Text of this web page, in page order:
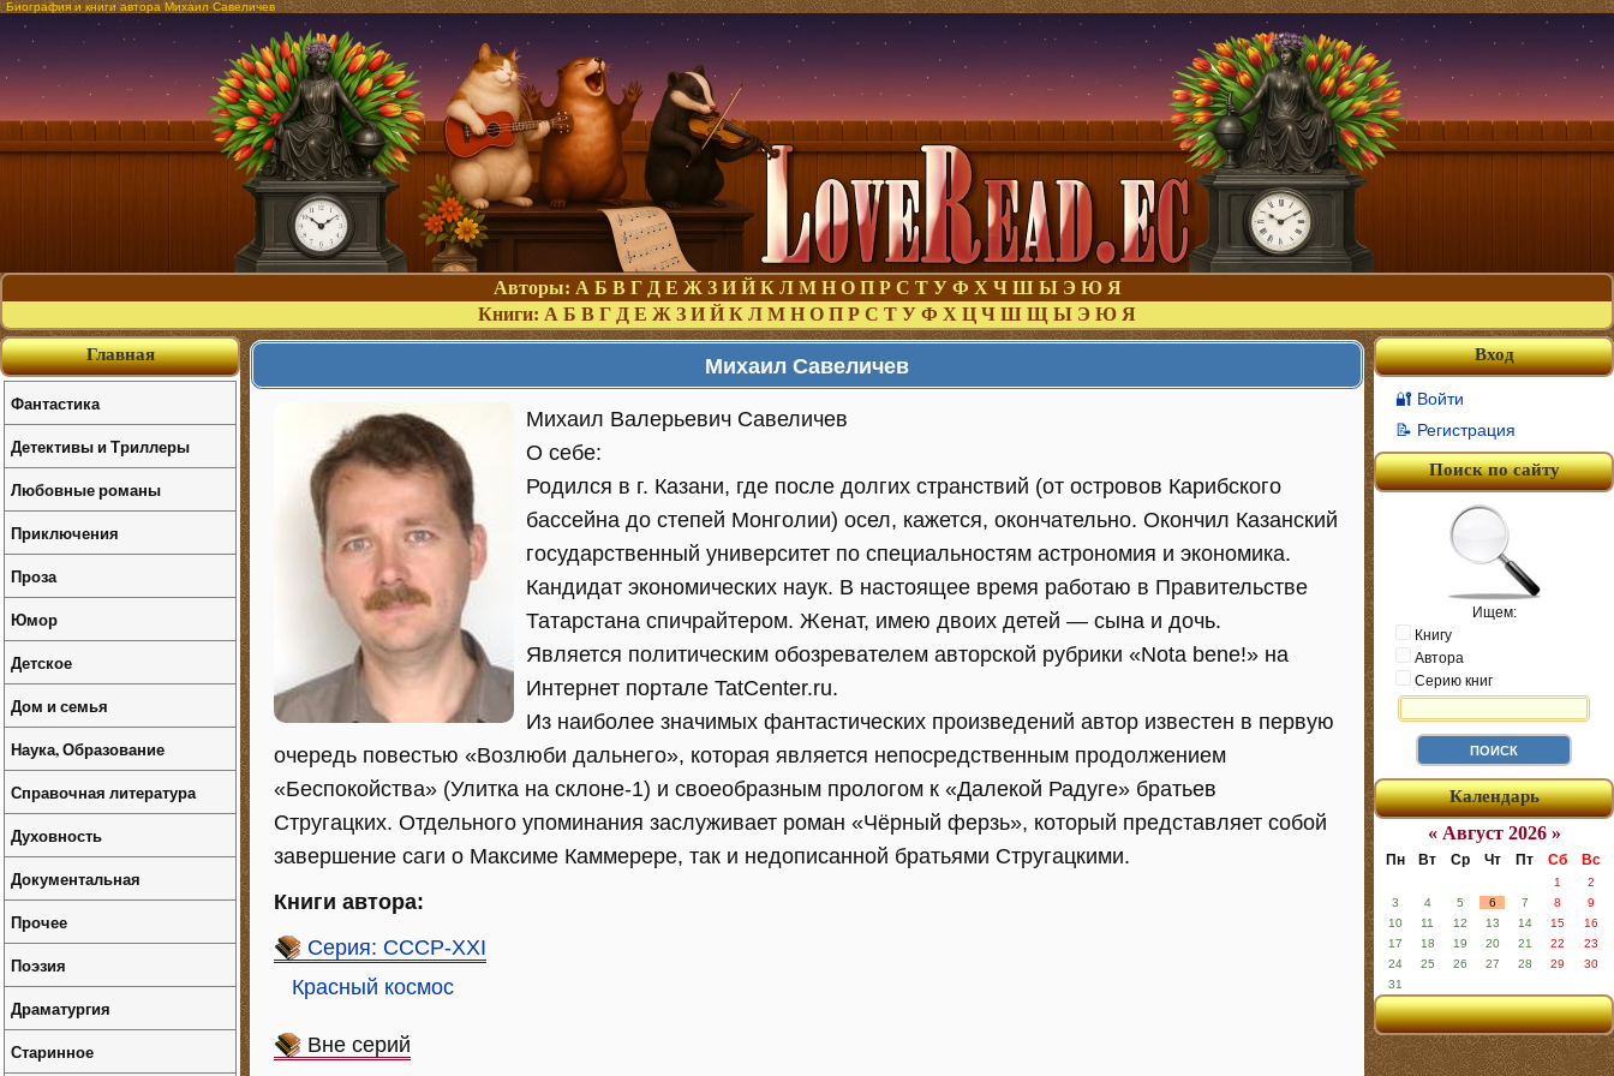
Биография и книги автора Михаил Савеличев
Авторы: А Б В Г Д Е Ж З И Й К Л М Н О П Р С Т У Ф Х Ч Ш Ы Э Ю Я
Книги: А Б В Г Д Е Ж З И Й К Л М Н О П Р С Т У Ф Х Ц Ч Ш Щ Ы Э Ю Я
Михаил Савеличев
Михаил Валерьевич Савеличев
О себе:
Родился в г. Казани, где после долгих странствий (от островов Карибского
бассейна до степей Монголии) осел, кажется, окончательно. Окончил Казанский
государственный университет по специальностям астрономия и экономика.
Кандидат экономических наук. В настоящее время работаю в Правительстве
Татарстана спичрайтером. Женат, имею двоих детей — сына и дочь.
Является политическим обозревателем авторской рубрики «Nota bene!» на
Интернет портале TatCenter.ru.
Из наиболее значимых фантастических произведений автор известен в первую
очередь повестью «Возлюби дальнего», которая является непосредственным продолжением
«Беспокойства» (Улитка на склоне-1) и своеобразным прологом к «Далекой Радуге» братьев
Стругацких. Отдельного упоминания заслуживает роман «Чёрный ферзь», который представляет собой
завершение саги о Максиме Каммерере, так и недописанной братьями Стругацкими.
Книги автора:
Серия: СССР-XXI
Красный космос
Вне серий
Вход
🔐 Войти
📝 Регистрация
Поиск по сайту
Ищем:
Книгу
Автора
Серию книг
Календарь
« Август 2026 »
Пн Вт Ср Чт Пт Сб Вс
1
2
3
4 5 6 7 8
9
10
11 12 13 14 15
16
17
18 19 20 21 22
23
24
25 26 27 28 29
30
31
Главная
Фантастика
Детективы и Триллеры
Любовные романы
Приключения
Проза
Юмор
Детское
Дом и семья
Наука, Образование
Справочная литература
Духовность
Документальная
Прочее
Поэзия
Драматургия
Старинное